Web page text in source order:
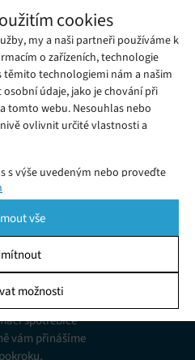
cookies
my a naši partneři používáme k
o zařízeních, technologie
těmito technologiemi nám a našim
údaje, jako je chování při
tomto webu. Nesouhlas nebo
ovlivnit určité vlastnosti a
s výše uvedeným nebo proveďte
budou použity pouze na tomto
nebo kliknutím na tlačítko
obrazovky.
v zařízení, Porozumění
nebo kombinací údajů z
vše
možnosti
jednu z nejlepších her, které
novinky
spotřebiče
vám přinášíme